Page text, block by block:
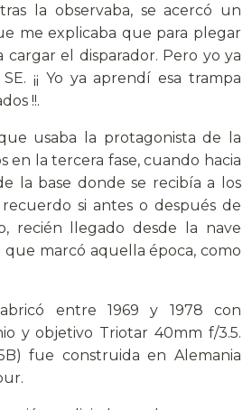
la observaba, se acercó un
me explicaba que para plegar
cargar el disparador. Pero yo ya
¡¡ Yo ya aprendí esa trampa
!!.
usaba la protagonista de la
en la tercera fase, cuando hacia
la base donde se recibía a los
si antes o después de
recién llegado desde la nave
que marcó aquella época, como
entre 1969 y 1978 con
y objetivo Triotar 40mm f/3.5.
fue construida en Alemania